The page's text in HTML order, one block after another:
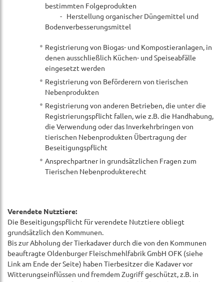
bestimmten Folgeprodukten
- Herstellung organischer Düngemittel und
Bodenverbesserungsmittel
Registrierung von Biogas- und Kompostieranlagen, in
denen ausschließlich Küchen- und Speiseabfälle
eingesetzt werden
Registrierung von Beförderern von tierischen
Nebenprodukten
Registrierung von anderen Betrieben, die unter die
Registrierungspflicht fallen, wie z.B. die Handhabung,
die Verwendung oder das Inverkehrbringen von
tierischen Nebenprodukten Übertragung der
Beseitigungspflicht
Ansprechpartner in grundsätzlichen Fragen zum
Tierischen Nebenprodukterecht
Verendete Nutztiere:
Die Beseitigungspflicht für verendete Nutztiere obliegt
grundsätzlich den Kommunen.
Bis zur Abholung der Tierkadaver durch die von den Kommunen
beauftragte Oldenburger Fleischmehlfabrik GmbH OFK (siehe
Link am Ende der Seite) haben Tierbesitzer die Kadaver vor
Witterungseinflüssen und fremdem Zugriff geschützt, z.B. in